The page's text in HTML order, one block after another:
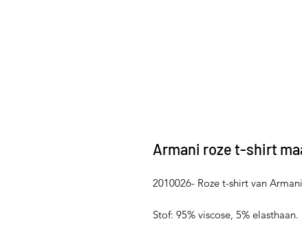
Armani roze t-shirt
2010026- Roze t-shirt van
Stof: 95% viscose, 5% elasthaan.